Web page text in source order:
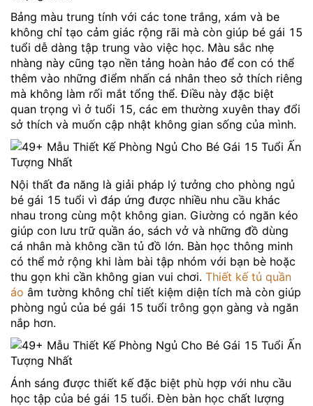
Bảng màu trung tính với các tone trắng, xám và be
không chỉ tạo cảm giác rộng rãi mà còn giúp bé gái 15
tuổi dễ dàng tập trung vào việc học. Màu sắc nhẹ
nhàng này cũng tạo nền tảng hoàn hảo để con có thể
thêm vào những điểm nhấn cá nhân theo sở thích riêng
mà không làm rối mắt tổng thể. Điều này đặc biệt
quan trọng vì ở tuổi 15, các em thường xuyên thay đổi
sở thích và muốn cập nhật không gian sống của mình.
Nội thất đa năng là giải pháp lý tưởng cho phòng ngủ
bé gái 15 tuổi vì đáp ứng được nhiều nhu cầu khác
nhau trong cùng một không gian. Giường có ngăn kéo
giúp con lưu trữ quần áo, sách vở và những đồ dùng
cá nhân mà không cần tủ đồ lớn. Bàn học thông minh
có thể mở rộng khi làm bài tập nhóm với bạn bè hoặc
thu gọn khi cần không gian vui chơi. Thiết kế tủ quần
áo âm tường không chỉ tiết kiệm diện tích mà còn giúp
phòng ngủ của bé gái 15 tuổi trông gọn gàng và ngăn
nắp hơn.
Ánh sáng được thiết kế đặc biệt phù hợp với nhu cầu
học tập của bé gái 15 tuổi. Đèn bàn học chất lượng